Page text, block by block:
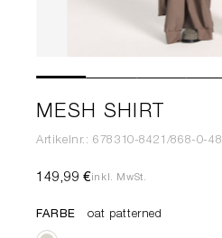
MESH SHIRT
Artikelnr.: 678310-8421/868-0-48
149,99 €inkl. MwSt.
FARBE oat patterned